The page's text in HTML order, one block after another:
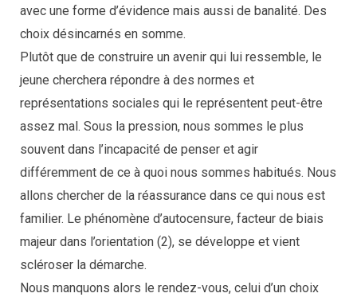
avec une forme d’évidence mais aussi de banalité. Des
choix désincarnés en somme.
Plutôt que de construire un avenir qui lui ressemble, le
jeune cherchera répondre à des normes et
représentations sociales qui le représentent peut-être
assez mal. Sous la pression, nous sommes le plus
souvent dans l’incapacité de penser et agir
différemment de ce à quoi nous sommes habitués. Nous
allons chercher de la réassurance dans ce qui nous est
familier. Le phénomène d’autocensure, facteur de biais
majeur dans l’orientation (2), se développe et vient
scléroser la démarche.
Nous manquons alors le rendez-vous, celui d’un choix